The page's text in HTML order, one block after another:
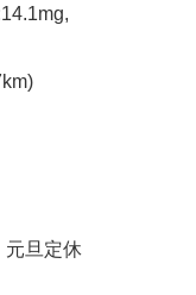
元旦定休